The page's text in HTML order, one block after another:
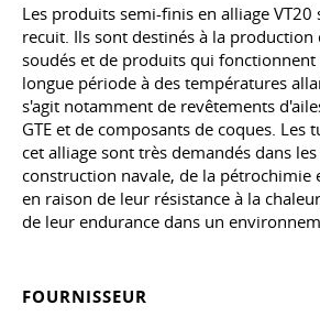
Les produits semi-finis en alliage VT20
recuit. Ils sont destinés à la production
soudés et de produits qui
longue période à des températures
s'agit notamment de revêtements
GTE et de composants de coques. Les
cet alliage sont très demandés dans
construction navale, de la pétrochimie
en raison de leur résistance à la
de leur endurance dans un
FOURNISSEUR